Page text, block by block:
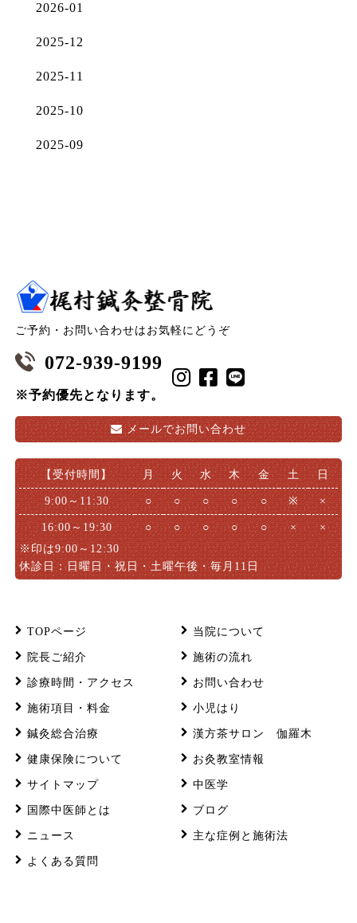
2026-01
2025-12
2025-11
2025-10
2025-09
ご予約・お問い合わせはお気軽にどうぞ
072-939-9199
※予約優先となります。
メールでお問い合わせ
【受付時間】 月 火 水 木 金 土 日
9:00～11:30 ○ ○ ○ ○ ○ ※ ×
16:00～19:30 ○ ○ ○ ○ ○ ×
×
※印は9:00～12:30
休診日：日曜日・祝日・土曜午後・毎月11日
TOPページ 当院について
院長ご紹介 施術の流れ
診療時間・アクセス お問い合わせ
施術項目・料金 小児はり
鍼灸総合治療 漢方茶サロン 伽羅木
健康保険について お灸教室情報
サイトマップ 中医学
国際中医師とは ブログ
ニュース 主な症例と施術法
よくある質問